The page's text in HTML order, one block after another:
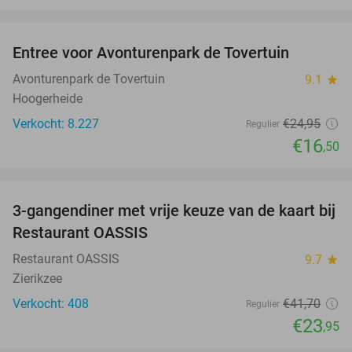
Entree voor Avonturenpark de Tovertuin
Avonturenpark de Tovertuin 9.1 star
Hoogerheide
Verkocht: 8.227
Regulier €24,95
€16,50
43%
3-gangendiner met vrije keuze van de kaart bij
Restaurant OASSIS
Restaurant OASSIS 9.7 star
Zierikzee
Verkocht: 408
Regulier €41,70
€23,95